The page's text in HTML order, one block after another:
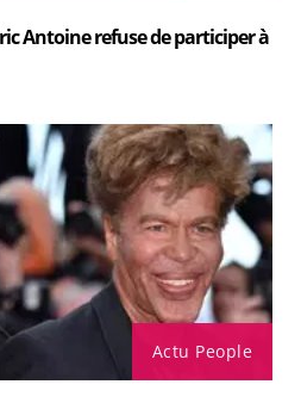
Antoine refuse de participer à
Actu People